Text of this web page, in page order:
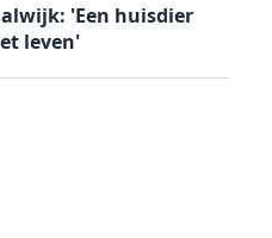
'Een huisdier
leven'